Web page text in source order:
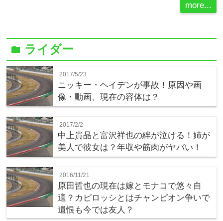
more...
folder ライダー
2017/5/23
ニッキー・ヘイデンが事故！原因や画
像・動画、現在の容体は？
2017/2/2
中上貴晶と富沢祥也の絆が泣ける！姉が
美人で彼女は？年収や筋肉がヤバい！
2016/11/21
原田哲也の現在は嫁とモナコで悠々自
適？カピロッシとはチャンピオン争いで
遺恨も今では友人？